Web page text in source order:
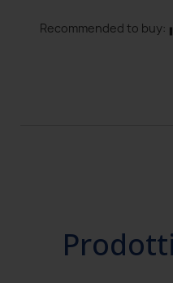
Recommended to buy: